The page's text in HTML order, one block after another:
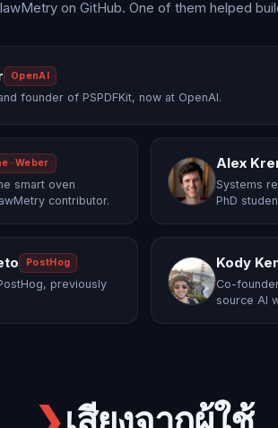
on GitHub. One of them helped
OpenAI
founder of PSPDFKit, now at OpenAI.
· Weber
smart oven
contributor.
Alex
Systems
PhD
PostHog
previously
Kody
Co-
source AI